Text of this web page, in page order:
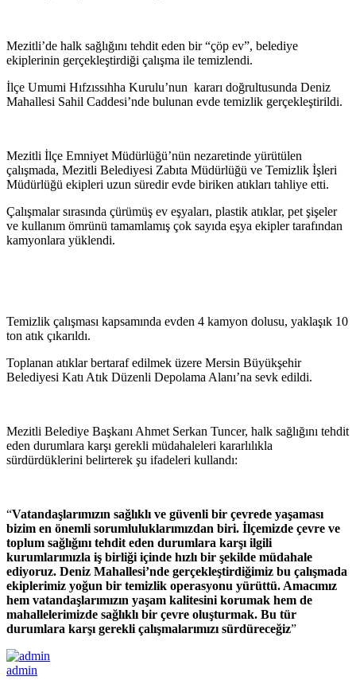
Mezitli’de halk sağlığını tehdit eden bir “çöp ev”, belediye
ekiplerinin gerçekleştirdiği çalışma ile temizlendi.
İlçe Umumi Hıfzıssıhha Kurulu’nun kararı doğrultusunda Deniz
Mahallesi Sahil Caddesi’nde bulunan evde temizlik gerçekleştirildi.
Mezitli İlçe Emniyet Müdürlüğü’nün nezaretinde yürütülen
çalışmada, Mezitli Belediyesi Zabıta Müdürlüğü ve Temizlik İşleri
Müdürlüğü ekipleri uzun süredir evde biriken atıkları tahliye etti.
Çalışmalar sırasında çürümüş ev eşyaları, plastik atıklar, pet şişeler
ve kullanım ömrünü tamamlamış çok sayıda eşya ekipler tarafından
kamyonlara yüklendi.
Temizlik çalışması kapsamında evden 4 kamyon dolusu, yaklaşık 10
ton atık çıkarıldı.
Toplanan atıklar bertaraf edilmek üzere Mersin Büyükşehir
Belediyesi Katı Atık Düzenli Depolama Alanı’na sevk edildi.
Mezitli Belediye Başkanı Ahmet Serkan Tuncer, halk sağlığını tehdit
eden durumlara karşı gerekli müdahaleleri kararlılıkla
sürdürdüklerini belirterek şu ifadeleri kullandı:
“Vatandaşlarımızın sağlıklı ve güvenli bir çevrede yaşaması
bizim en önemli sorumluluklarımızdan biri. İlçemizde çevre ve
toplum sağlığını tehdit eden durumlara karşı ilgili
kurumlarımızla iş birliği içinde hızlı bir şekilde müdahale
ediyoruz. Deniz Mahallesi’nde gerçekleştirdiğimiz bu çalışmada
ekiplerimiz yoğun bir temizlik operasyonu yürüttü. Amacımız
hem vatandaşlarımızın yaşam kalitesini korumak hem de
mahallelerimizde sağlıklı bir çevre oluşturmak. Bu tür
durumlara karşı gerekli çalışmalarımızı sürdüreceğiz”
admin